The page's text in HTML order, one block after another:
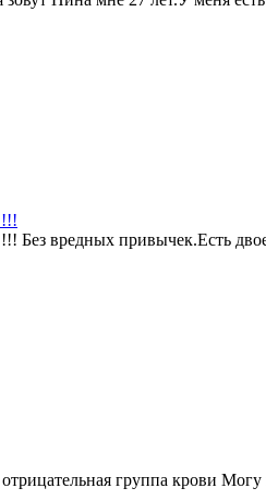
привычек.Есть двое
группа крови